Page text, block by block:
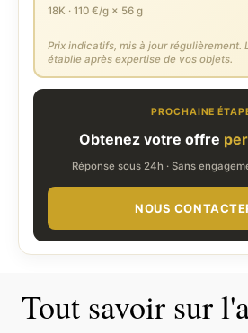
18K · 110 €/g × 56 g
Prix indicatifs, mis à jour régulièrement.
établie après expertise de vos objets.
PROCHAINE
Obtenez votre offre
Réponse sous 24h · Sans
NOUS
Tout savoir sur